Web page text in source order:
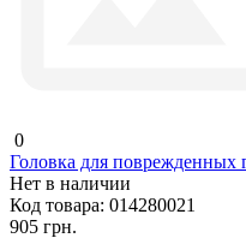
0
Головка для поврежденных
Нет в наличии
Код товара: 014280021
905 грн.